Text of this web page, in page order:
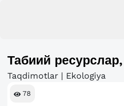
Табиий
Taqdimotlar | Ekologiya
78